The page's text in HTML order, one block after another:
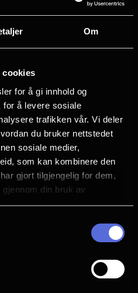
Om
cookies
for å gi innhold og
for å levere sosiale
trafikken vår. Vi deler
du bruker nettstedet
sosiale medier,
som kan kombinere den
gjort tilgjengelig for dem,
din bruk av